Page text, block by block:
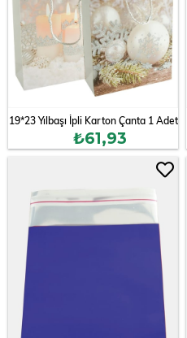
19*23 Yılbaşı İpli Karton Çanta 1 Adet
₺61,93